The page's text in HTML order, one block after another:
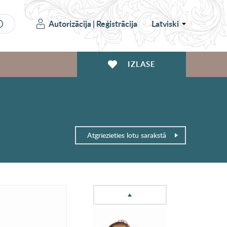
Autorizācija|Reģistrācija Latviski
IZLASE
Atgriezieties lotu sarakstā